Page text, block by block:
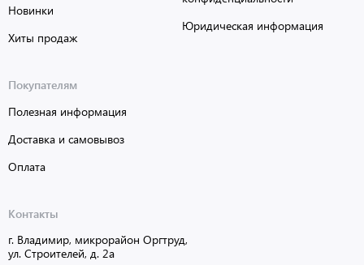
Новинки
Хиты продаж
Юридическая информация
Покупателям
Полезная информация
Доставка и самовывоз
Оплата
Контакты
г. Владимир, микрорайон Оргтруд,
ул. Строителей, д. 2а